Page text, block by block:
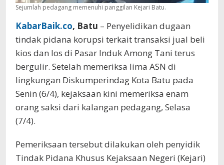
Sejumlah pedagang memenuhi panggilan Kejari Batu.
KabarBaik.co, Batu – Penyelidikan dugaan
tindak pidana korupsi terkait transaksi jual beli
kios dan los di Pasar Induk Among Tani terus
bergulir. Setelah memeriksa lima ASN di
lingkungan Diskumperindag Kota Batu pada
Senin (6/4), kejaksaan kini memeriksa enam
orang saksi dari kalangan pedagang, Selasa
(7/4).
Pemeriksaan tersebut dilakukan oleh penyidik
Tindak Pidana Khusus Kejaksaan Negeri (Kejari)